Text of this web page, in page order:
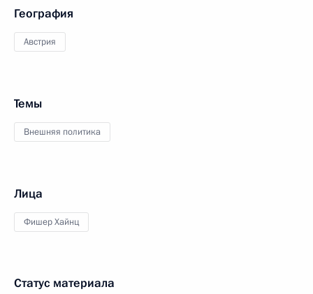
География
Австрия
Темы
Внешняя политика
Лица
Фишер Хайнц
Статус материала